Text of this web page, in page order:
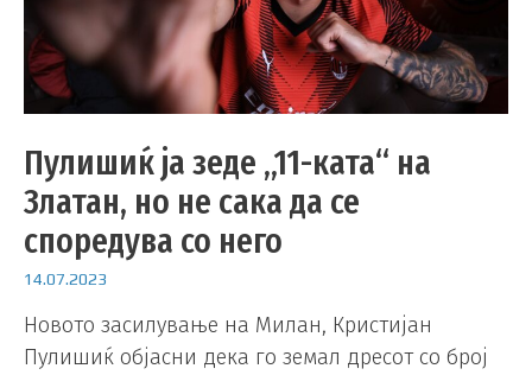
Пулишиќ ја зеде „11-ката“ на
Златан, но не сака да се
споредува со него
14.07.2023
Новото засилување на Милан, Кристијан
Пулишиќ објасни дека го земал дресот со број